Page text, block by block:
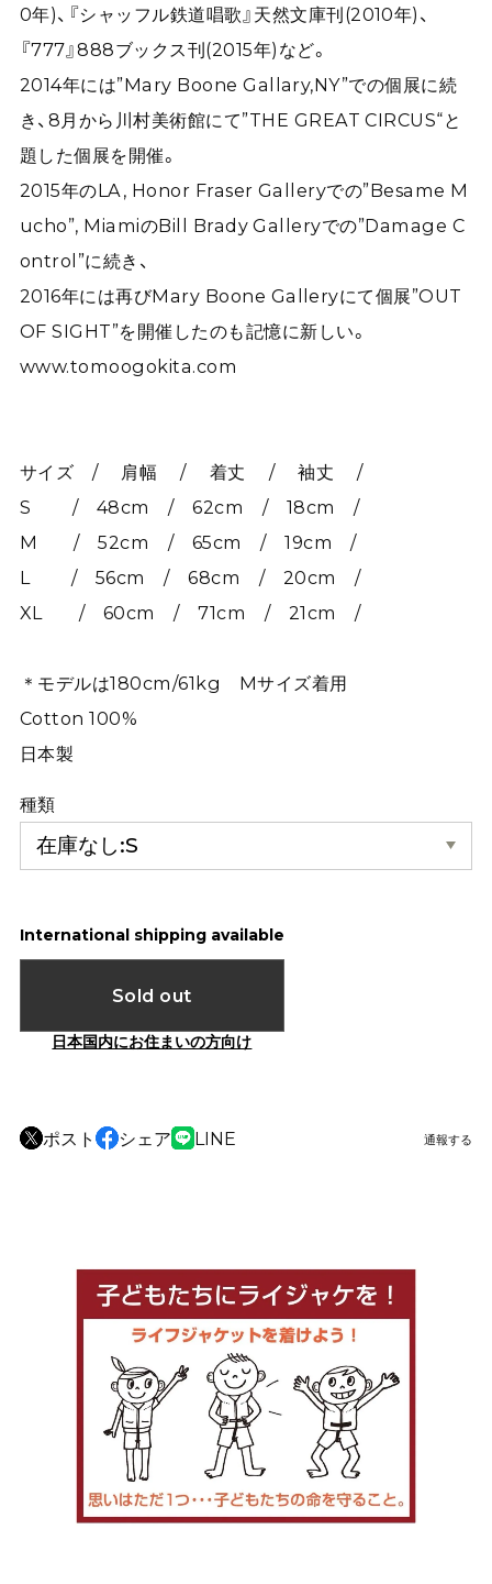
0年)、『シャッフル鉄道唱歌』天然文庫刊(2010年)、
『777』888ブックス刊(2015年)など。
2014年には”Mary Boone Gallary,NY”での個展に続
き、8月から川村美術館にて”THE GREAT CIRCUS“と
題した個展を開催。
2015年のLA, Honor Fraser Galleryでの”Besame M
ucho”, MiamiのBill Brady Galleryでの”Damage C
ontrol”に続き、
2016年には再びMary Boone Galleryにて個展”OUT
OF SIGHT”を開催したのも記憶に新しい。
www.tomoogokita.com
サイズ / 肩幅 / 着丈 / 袖丈 /
S / 48cm / 62cm / 18cm /
M / 52cm / 65cm / 19cm /
L / 56cm / 68cm / 20cm /
XL / 60cm / 71cm / 21cm /
＊モデルは180cm/61kg Mサイズ着用
Cotton 100%
日本製
種類
International shipping available
Sold out
日本国内にお住まいの方向け
ポスト シェア LINE 通報する